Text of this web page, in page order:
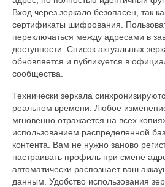
Вход через зеркало безопасен, так
сертификаты шифрования.
переключаться между адресами в
доступности. Список актуальных
обновляется и публикуется в
сообщества.
Технически зеркала
реальном времени. Любое
мгновенно отражается на всех
использованием распределенной
контента. Вам не нужно заново
настраивать профиль при смене
автоматически распознает ваш
данным. Удобство использования